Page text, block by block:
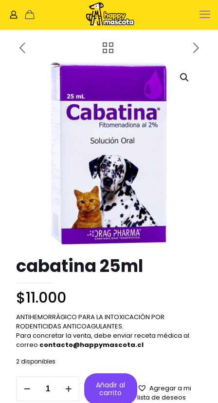
cabatina 25ml
$11.000
ANTIHEMORRÁGICO PARA LA INTOXICACIÓN POR
RODENTICIDAS ANTICOAGULANTES.
Para concretar la venta, debe enviar receta médica al
correo contacto@happymascota.cl
2 disponibles
25ml
Añadir al
carrito
Agregar a mi
lista de deseos